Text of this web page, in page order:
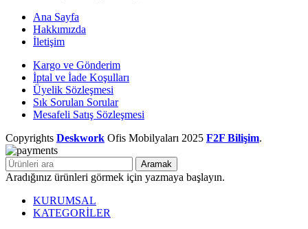
Ana Sayfa
Hakkımızda
İletişim
Kargo ve Gönderim
İptal ve İade Koşulları
Üyelik Sözleşmesi
Sık Sorulan Sorular
Mesafeli Satış Sözleşmesi
Copyrights Deskwork Ofis Mobilyaları 2025 F2F Bilişim.
Aramak
Aradığınız ürünleri görmek için yazmaya başlayın.
KURUMSAL
KATEGORİLER